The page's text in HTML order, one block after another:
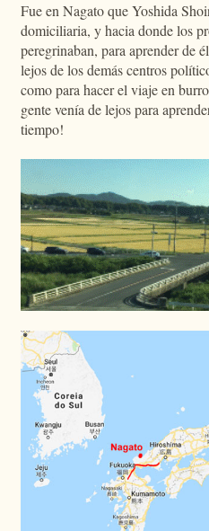
Fue en Nagato que Yoshida
domiciliaria, y hacia donde los
peregrinaban, para aprender de
lejos de los demás centros
como para hacer el viaje en
gente venía de lejos para
tiempo!